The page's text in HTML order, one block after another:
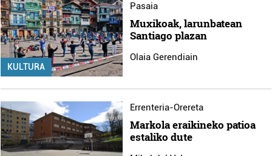
KULTURA
Pasaia
Muxikoak, larunbatean
Santiago plazan
Olaia Gerendiain
Errenteria-Orereta
Markola eraikineko patioa
estaliko dute